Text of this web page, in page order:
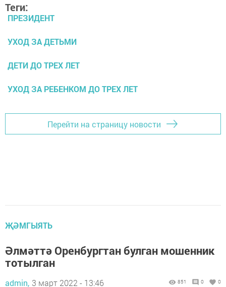
Теги:
ПРЕЗИДЕНТ
УХОД ЗА ДЕТЬМИ
ДЕТИ ДО ТРЕХ ЛЕТ
УХОД ЗА РЕБЕНКОМ ДО ТРЕХ ЛЕТ
Перейти на страницу новости
ҖӘМГЫЯТЬ
Әлмәттә Оренбургтан булган мошенник
тотылган
admin, 3 март 2022 - 13:46 851 0 0